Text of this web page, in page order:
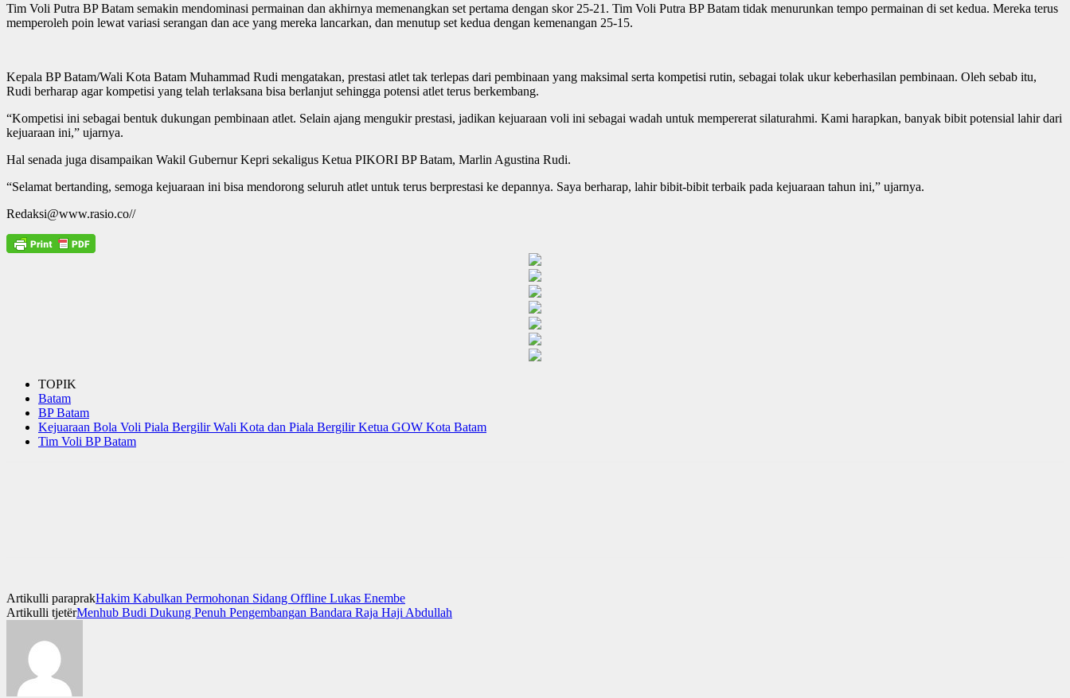
Tim Voli Putra BP Batam semakin mendominasi permainan dan akhirnya memenangkan set pertama dengan skor 25-21. Tim Voli Putra BP Batam tidak menurunkan tempo permainan di set kedua. Mereka terus
memperoleh poin lewat variasi serangan dan ace yang mereka lancarkan, dan menutup set kedua dengan kemenangan 25-15.
Kepala BP Batam/Wali Kota Batam Muhammad Rudi mengatakan, prestasi atlet tak terlepas dari pembinaan yang maksimal serta kompetisi rutin, sebagai tolak ukur keberhasilan pembinaan. Oleh sebab itu,
Rudi berharap agar kompetisi yang telah terlaksana bisa berlanjut sehingga potensi atlet terus berkembang.
“Kompetisi ini sebagai bentuk dukungan pembinaan atlet. Selain ajang mengukir prestasi, jadikan kejuaraan voli ini sebagai wadah untuk mempererat silaturahmi. Kami harapkan, banyak bibit potensial lahir dari
kejuaraan ini,” ujarnya.
Hal senada juga disampaikan Wakil Gubernur Kepri sekaligus Ketua PIKORI BP Batam, Marlin Agustina Rudi.
“Selamat bertanding, semoga kejuaraan ini bisa mendorong seluruh atlet untuk terus berprestasi ke depannya. Saya berharap, lahir bibit-bibit terbaik pada kejuaraan tahun ini,” ujarnya.
Redaksi@www.rasio.co//
TOPIK
Batam
BP Batam
Kejuaraan Bola Voli Piala Bergilir Wali Kota dan Piala Bergilir Ketua GOW Kota Batam
Tim Voli BP Batam
Artikulli paraprakHakim Kabulkan Permohonan Sidang Offline Lukas Enembe
Artikulli tjetërMenhub Budi Dukung Penuh Pengembangan Bandara Raja Haji Abdullah